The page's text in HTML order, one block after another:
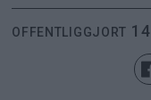
OFFENTLIGGJORT